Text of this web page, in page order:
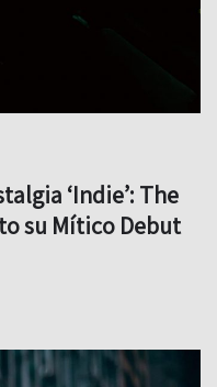
‘Indie’: The
su Mítico Debut